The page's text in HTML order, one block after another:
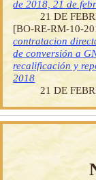
de 2018, 21 de
21 DE
[BO-RE-RM-10-
contratacion
de conversión a
recalificación y
2018
21 DE